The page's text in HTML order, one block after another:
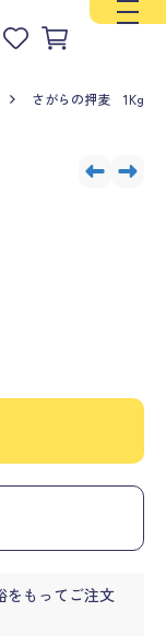
さがらの押麦 1Kg
をもってご注文